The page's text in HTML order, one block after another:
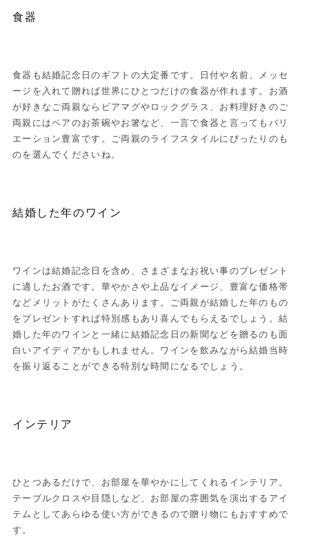
食器
食器も結婚記念日のギフトの大定番です。日付や名前、メッセ
ージを入れて贈れば世界にひとつだけの食器が作れます。お酒
が好きなご両親ならビアマグやロックグラス、お料理好きのご
両親にはペアのお茶碗やお箸など、一言で食器と言ってもバリ
エーション豊富です。ご両親のライフスタイルにぴったりのも
のを選んでくださいね。
結婚した年のワイン
ワインは結婚記念日を含め、さまざまなお祝い事のプレゼント
に適したお酒です。華やかさや上品なイメージ、豊富な価格帯
などメリットがたくさんあります。ご両親が結婚した年のもの
をプレゼントすれば特別感もあり喜んでもらえるでしょう。結
婚した年のワインと一緒に結婚記念日の新聞などを贈るのも面
白いアイディアかもしれません。ワインを飲みながら結婚当時
を振り返ることができる特別な時間になるでしょう。
インテリア
ひとつあるだけで、お部屋を華やかにしてくれるインテリア。
テーブルクロスや目隠しなど、お部屋の雰囲気を演出するアイ
テムとしてあらゆる使い方ができるので贈り物にもおすすめで
す。